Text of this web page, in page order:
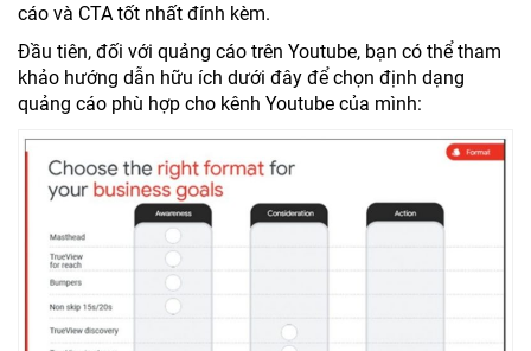
cáo và CTA tốt nhất đính kèm.
Đầu tiên, đối với quảng cáo trên Youtube, bạn có thể tham
khảo hướng dẫn hữu ích dưới đây để chọn định dạng
quảng cáo phù hợp cho kênh Youtube của mình: